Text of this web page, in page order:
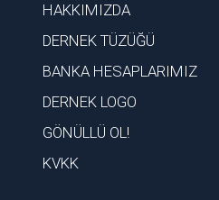
HAKKIMIZDA
DERNEK TÜZÜĞÜ
BANKA HESAPLARIMIZ
DERNEK LOGO
GÖNÜLLÜ OL!
KVKK